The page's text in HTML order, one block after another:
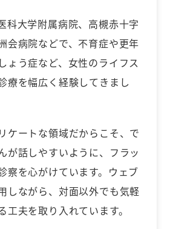
科大学附属病院、高槻赤十字
会病院などで、不育症や更年
ょう症など、女性のライフス
療を幅広く経験してきまし
ケートな領域だからこそ、で
が話しやすいように、フラッ
察を心がけています。ウェブ
しながら、対面以外でも気軽
工夫を取り入れています。